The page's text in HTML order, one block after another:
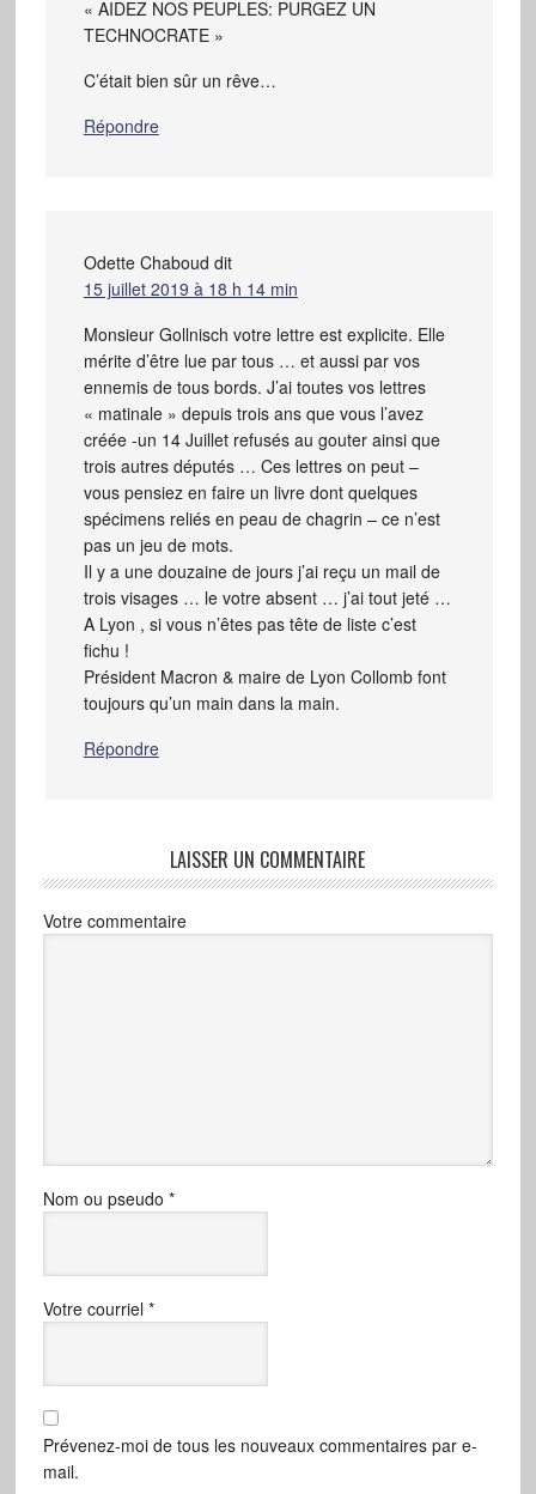
« AIDEZ NOS PEUPLES: PURGEZ UN
TECHNOCRATE »
C’était bien sûr un rêve…
Répondre
Odette Chaboud dit
15 juillet 2019 à 18 h 14 min
Monsieur Gollnisch votre lettre est explicite. Elle
mérite d’être lue par tous … et aussi par vos
ennemis de tous bords. J’ai toutes vos lettres
« matinale » depuis trois ans que vous l’avez
créée -un 14 Juillet refusés au gouter ainsi que
trois autres députés … Ces lettres on peut –
vous pensiez en faire un livre dont quelques
spécimens reliés en peau de chagrin – ce n’est
pas un jeu de mots.
Il y a une douzaine de jours j’ai reçu un mail de
trois visages … le votre absent … j’ai tout jeté …
A Lyon , si vous n’êtes pas tête de liste c’est
fichu !
Président Macron & maire de Lyon Collomb font
toujours qu’un main dans la main.
Répondre
LAISSER UN COMMENTAIRE
Votre commentaire
Nom ou pseudo *
Votre courriel *
Prévenez-moi de tous les nouveaux commentaires par e-
mail.